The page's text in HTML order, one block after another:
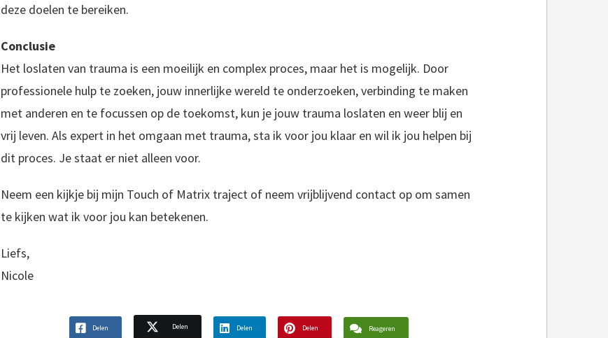
deze doelen te bereiken.
Conclusie
Het loslaten van trauma is een moeilijk en complex proces, maar het is mogelijk. Door
professionele hulp te zoeken, jouw innerlijke wereld te onderzoeken, verbinding te maken
met anderen en te focussen op de toekomst, kun je jouw trauma loslaten en weer blij en
vrij leven. Als expert in het omgaan met trauma, sta ik voor jou klaar en wil ik jou helpen bij
dit proces. Je staat er niet alleen voor.
Neem een kijkje bij mijn Touch of Matrix traject of neem vrijblijvend contact op om samen
te kijken wat ik voor jou kan betekenen.
Liefs,
Nicole
Delen Delen Delen Delen Reageren